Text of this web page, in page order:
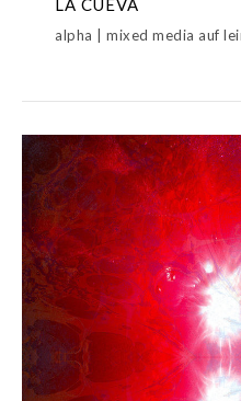
LA CUEVA
alpha | mixed media auf